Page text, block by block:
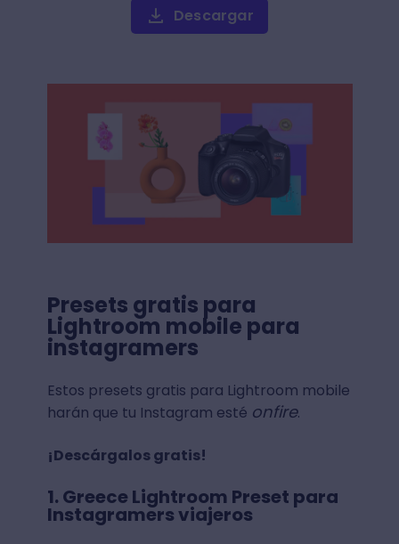
Descargar
Presets gratis para
Lightroom mobile para
instagramers
Estos presets gratis para Lightroom mobile
harán que tu Instagram esté onfire.
¡Descárgalos gratis!
1. Greece Lightroom Preset para
Instagramers viajeros